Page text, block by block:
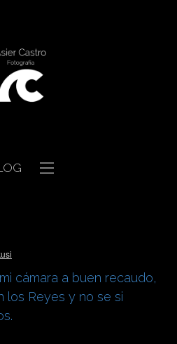
cámara a buen recaudo,
los Reyes y no se si